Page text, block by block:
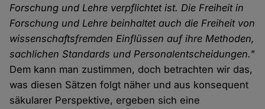
Forschung und Lehre verpflichtet ist. Die Freiheit in
Forschung und Lehre beinhaltet auch die Freiheit von
wissenschaftsfremden Einflüssen auf ihre Methoden,
sachlichen Standards und Personalentscheidungen."
Dem kann man zustimmen, doch betrachten wir das,
was diesen Sätzen folgt näher und aus konsequent
säkularer Perspektive, ergeben sich eine